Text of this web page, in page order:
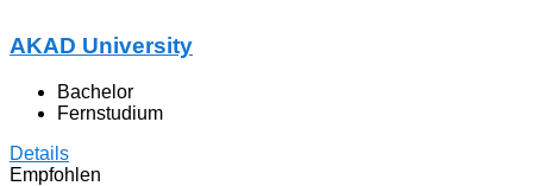
AKAD University
Bachelor
Fernstudium
Details
Empfohlen